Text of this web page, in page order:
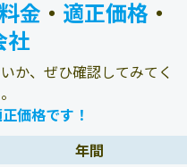
金 ・ 適正価格 ・
社
か、ぜひ確認してみてく
価格です！
年間